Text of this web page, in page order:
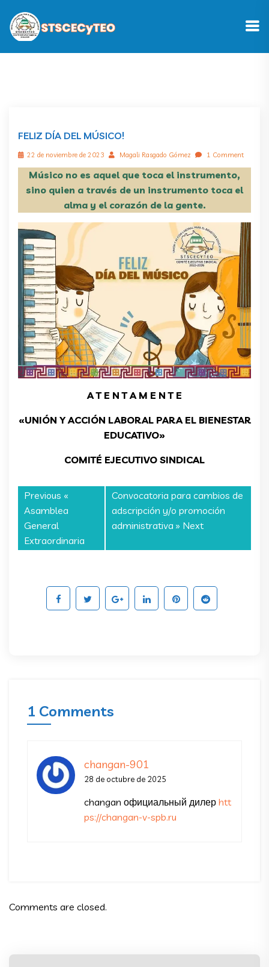
FELIZ DÍA DEL MÚSICO!
22 de noviembre de 2023 Magali Rasgado Gómez 1 Comment
Músico no es aquel que toca el instrumento,
sino quien a través de un instrumento toca el
alma y el corazón de la gente.
A T E N T A M E N T E
«UNIÓN Y ACCIÓN LABORAL PARA EL BIENESTAR
EDUCATIVO»
COMITÉ EJECUTIVO SINDICAL
Previous «
Asamblea
General
Extraordinaria
Convocatoria para cambios de
adscripción y/o promoción
administrativa » Next
1 Comments
changan-901
28 de octubre de 2025
changan официальный дилер htt
ps://changan-v-spb.ru
Comments are closed.